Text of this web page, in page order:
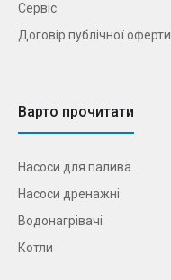
Сервіс
Договір публічної оферти
Варто прочитати
Насоси для палива
Насоси дренажні
Водонагрівачі
Котли